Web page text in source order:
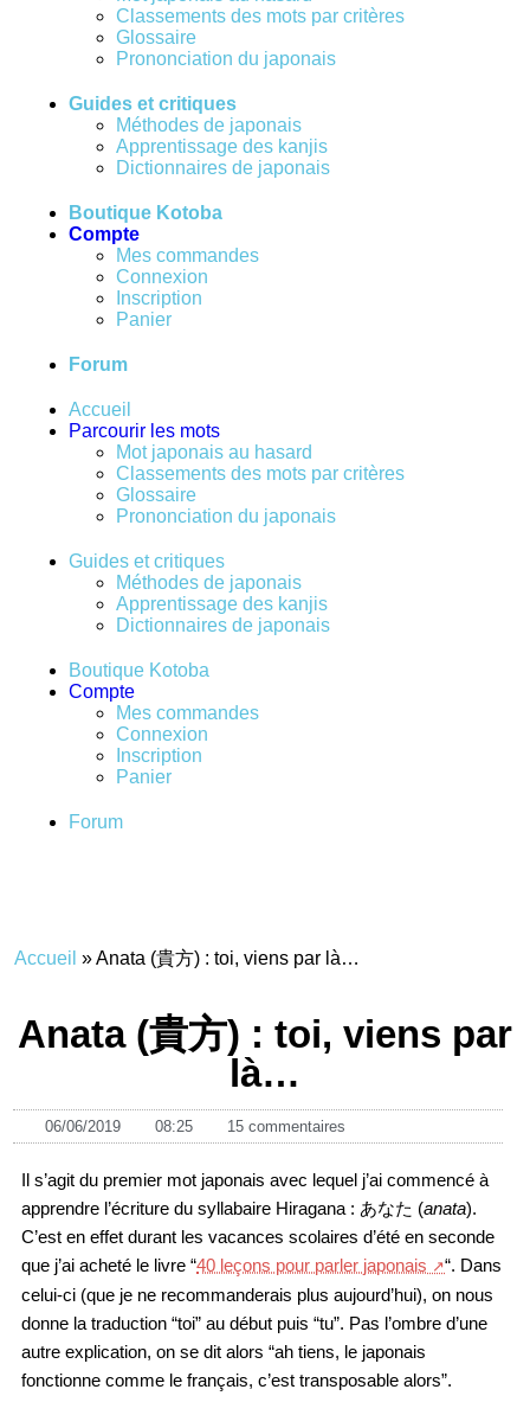
Classements des mots par critères
Glossaire
Prononciation du japonais
Guides et critiques
Méthodes de japonais
Apprentissage des kanjis
Dictionnaires de japonais
Boutique Kotoba
Compte
Mes commandes
Connexion
Inscription
Panier
Forum
Accueil
Parcourir les mots
Mot japonais au hasard
Classements des mots par critères
Glossaire
Prononciation du japonais
Guides et critiques
Méthodes de japonais
Apprentissage des kanjis
Dictionnaires de japonais
Boutique Kotoba
Compte
Mes commandes
Connexion
Inscription
Panier
Forum
Accueil »Anata (貴方) : toi, viens par là…
Anata (貴方) : toi, viens par
là…
06/06/2019 08:25 15 commentaires
Il s’agit du premier mot japonais avec lequel j’ai commencé à
apprendre l’écriture du syllabaire Hiragana : あなた (anata).
C’est en effet durant les vacances scolaires d’été en seconde
que j’ai acheté le livre “40 leçons pour parler japonais
“. Dans
celui-ci (que je ne recommanderais plus aujourd’hui), on nous
donne la traduction “toi” au début puis “tu”. Pas l’ombre d’une
autre explication, on se dit alors “ah tiens, le japonais
fonctionne comme le français, c’est transposable alors”.